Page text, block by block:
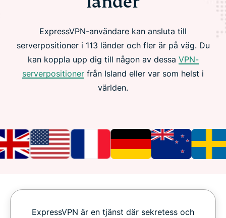
ExpressVPN-användare kan ansluta till
serverpositioner i 113 länder och fler är på väg. Du
kan koppla upp dig till någon av dessa VPN-
serverpositioner från Island eller var som helst i
världen.
ExpressVPN är en tjänst där sekretess och